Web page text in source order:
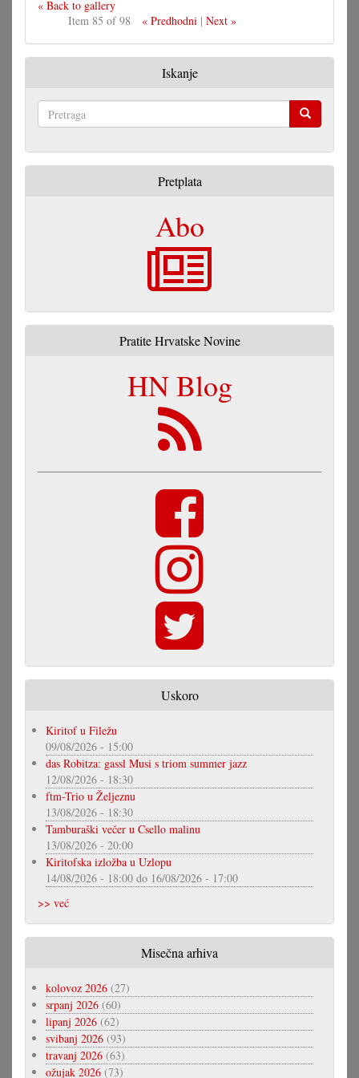
« Back to gallery
Item 85 of 98
« Predhodni| Next »
Iskanje
Pretplata
Abo
Pratite Hrvatske Novine
HN Blog
Uskoro
Kiritof u Filežu
09/08/2026 - 15:00
das Robitza: gassl Musi s triom summer jazz
12/08/2026 - 18:30
ftm-Trio u Željeznu
13/08/2026 - 18:30
Tamburaški večer u Csello malinu
13/08/2026 - 20:00
Kiritofska izložba u Uzlopu
14/08/2026 - 18:00 do 16/08/2026 - 17:00
>> već
Misečna arhiva
kolovoz 2026 (27)
srpanj 2026 (60)
lipanj 2026 (62)
svibanj 2026 (93)
travanj 2026 (63)
ožujak 2026 (73)